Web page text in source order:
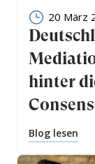
20 März
hinter
Blog lesen